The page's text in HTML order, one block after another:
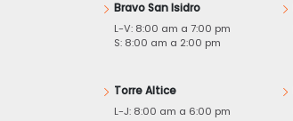
Bravo San Isidro
L-V: 8:00 am a 7:00 pm
S: 8:00 am a 2:00 pm
Torre Altice
L-J: 8:00 am a 6:00 pm